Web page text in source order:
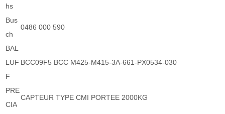
hs
Bus
ch
0486 000 590
BAL
LUF
F
BCC09F5 BCC M425-M415-3A-661-PX0534-030
PRE
CIA
CAPTEUR TYPE CMI PORTEE 2000KG